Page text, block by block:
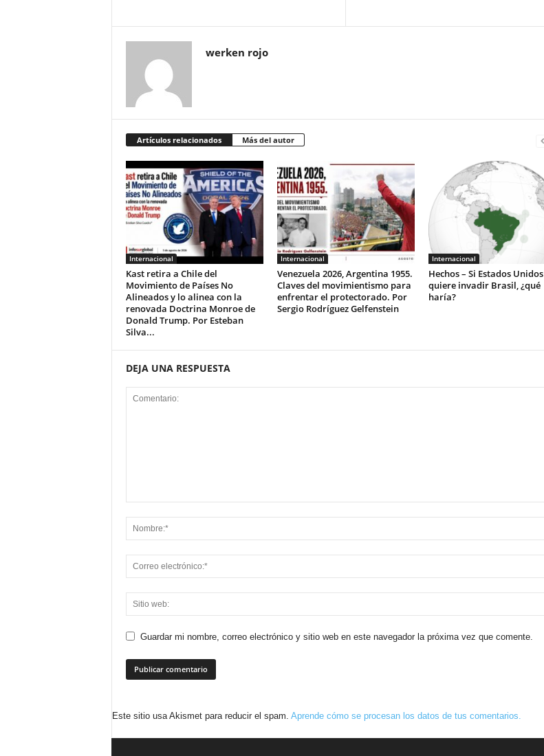
werken rojo
Artículos relacionados Más del autor
Internacional
Kast retira a Chile del
Movimiento de Países No
Alineados y lo alinea con la
renovada Doctrina Monroe de
Donald Trump. Por Esteban
Silva...
Internacional
Venezuela 2026, Argentina 1955.
Claves del movimientismo para
enfrentar el protectorado. Por
Sergio Rodríguez Gelfenstein
Internacional
Hechos – Si Estados Unidos
quiere invadir Brasil, ¿qué
haría?
DEJA UNA RESPUESTA
Guardar mi nombre, correo electrónico y sitio web en este navegador la próxima vez que comente.
Este sitio usa Akismet para reducir el spam. Aprende cómo se procesan los datos de tus comentarios.